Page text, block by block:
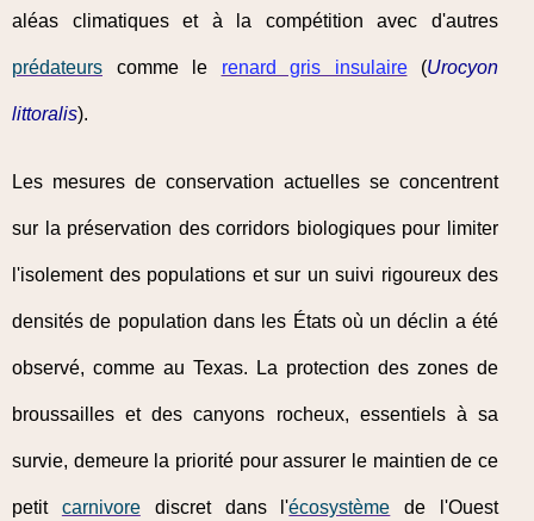
aléas climatiques et à la compétition avec d'autres
prédateurs comme le renard gris insulaire(Urocyon
littoralis).
Les mesures de conservation actuelles se concentrent
sur la préservation des corridors biologiques pour limiter
l'isolement des populations et sur un suivi rigoureux des
densités de population dans les États où un déclin a été
observé, comme au Texas. La protection des zones de
broussailles et des canyons rocheux, essentiels à sa
survie, demeure la priorité pour assurer le maintien de ce
petit carnivorediscret dans l'écosystème de l'Ouest